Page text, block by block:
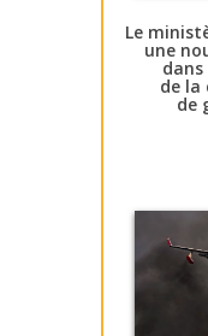
Le
une
de la
de